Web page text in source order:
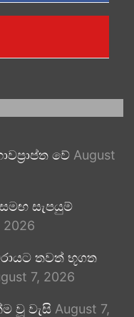
වේ August
සැපයුම්
2026
තවත් භූගත
7, 2026
වූ වැසි August 7,